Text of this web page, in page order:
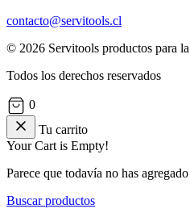
contacto@servitools.cl
© 2026 Servitools productos para
Todos los derechos reservados
0
Tu carrito
Your Cart is Empty!
Parece que todavía no has
Buscar productos